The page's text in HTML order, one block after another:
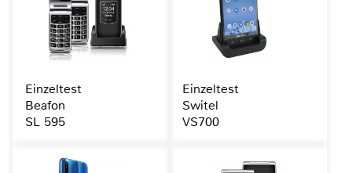
Einzeltest
Beafon
SL 595
Einzeltest
Switel
VS700